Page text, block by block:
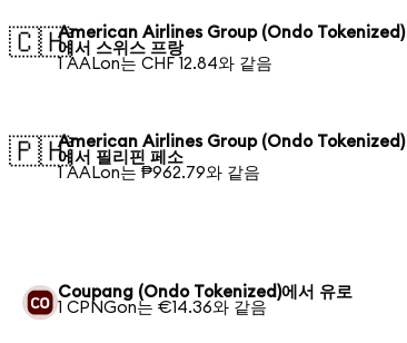
🇨🇭American Airlines Group (Ondo Tokenized)
에서 스위스 프랑
1 AALon는 CHF 12.84와 같음
🇵🇭American Airlines Group (Ondo Tokenized)
에서 필리핀 페소
1 AALon는 ₱962.79와 같음
Coupang (Ondo Tokenized)에서 유로
1 CPNGon는 €14.36와 같음